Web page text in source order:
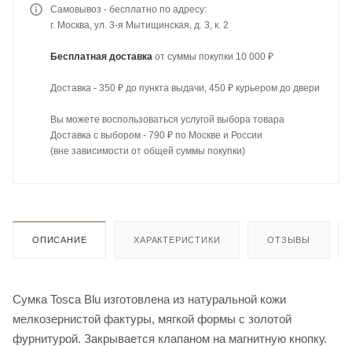
Самовывоз - бесплатно по адресу:
г. Москва, ул. 3-я Мытищинская, д. 3, к. 2
Бесплатная доставка от суммы покупки 10 000 ₽
Доставка - 350 ₽ до пункта выдачи, 450 ₽ курьером до двери
Вы можете воспользоваться услугой выбора товара
Доставка с выбором - 790 ₽ по Москве и России
(вне зависимости от общей суммы покупки)
ОПИСАНИЕ ХАРАКТЕРИСТИКИ ОТЗЫВЫ
Сумка Tosca Blu изготовлена из натуральной кожи
мелкозернистой фактуры, мягкой формы с золотой
фурнитурой. Закрывается клапаном на магнитную кнопку.